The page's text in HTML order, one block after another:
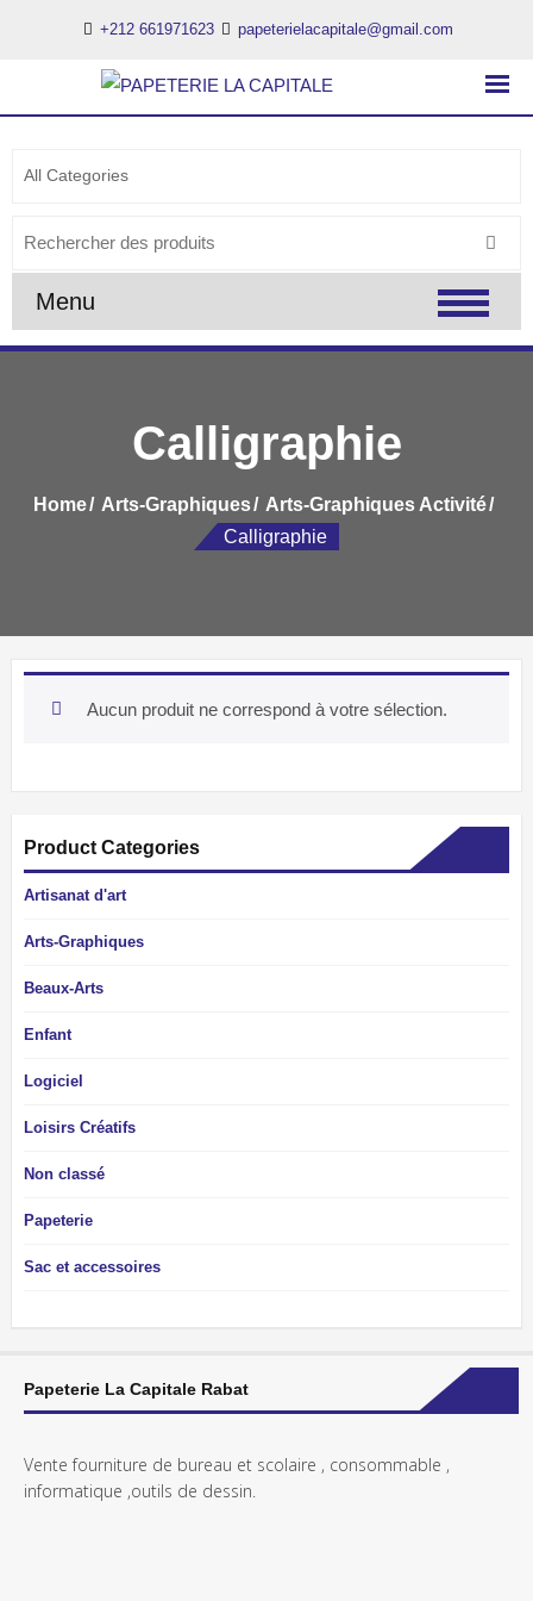
+212 661971623 papeterielacapitale@gmail.com
PAPETERIE LA CAPITALE
..:: PAPETERIE LA CAPITALE ::..
Menu
Calligraphie
Home Arts-Graphiques
Arts-Graphiques Activité
Calligraphie
Aucun produit ne correspond à votre sélection.
Product Categories
Artisanat d'art
Arts-Graphiques
Beaux-Arts
Enfant
Logiciel
Loisirs Créatifs
Non classé
Papeterie
Sac et accessoires
Papeterie La Capitale Rabat
Vente fourniture de bureau et scolaire , consommable ,
informatique ,outils de dessin.